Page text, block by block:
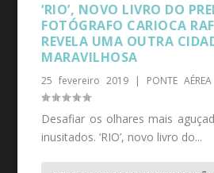
‘RIO’, NOVO LIVRO DO
FOTÓGRAFO CARIOCA
REVELA UMA OUTRA
MARAVILHOSA
25 fevereiro 2019 | PONTE
Desafiar os olhares mais
inusitados. ‘RIO’, novo livro do...